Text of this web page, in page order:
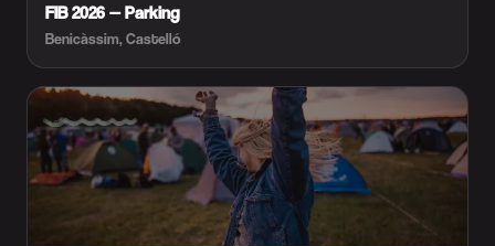
FIB 2026 — Parking
Benicàssim, Castelló